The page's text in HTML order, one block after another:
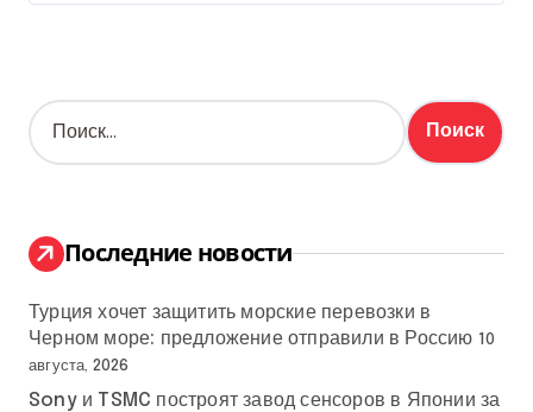
Н
а
:
Последние новости
Турция хочет защитить морские перевозки в
Черном море: предложение отправили в Россию 10
августа, 2026
Sony и TSMC построят завод сенсоров в Японии за